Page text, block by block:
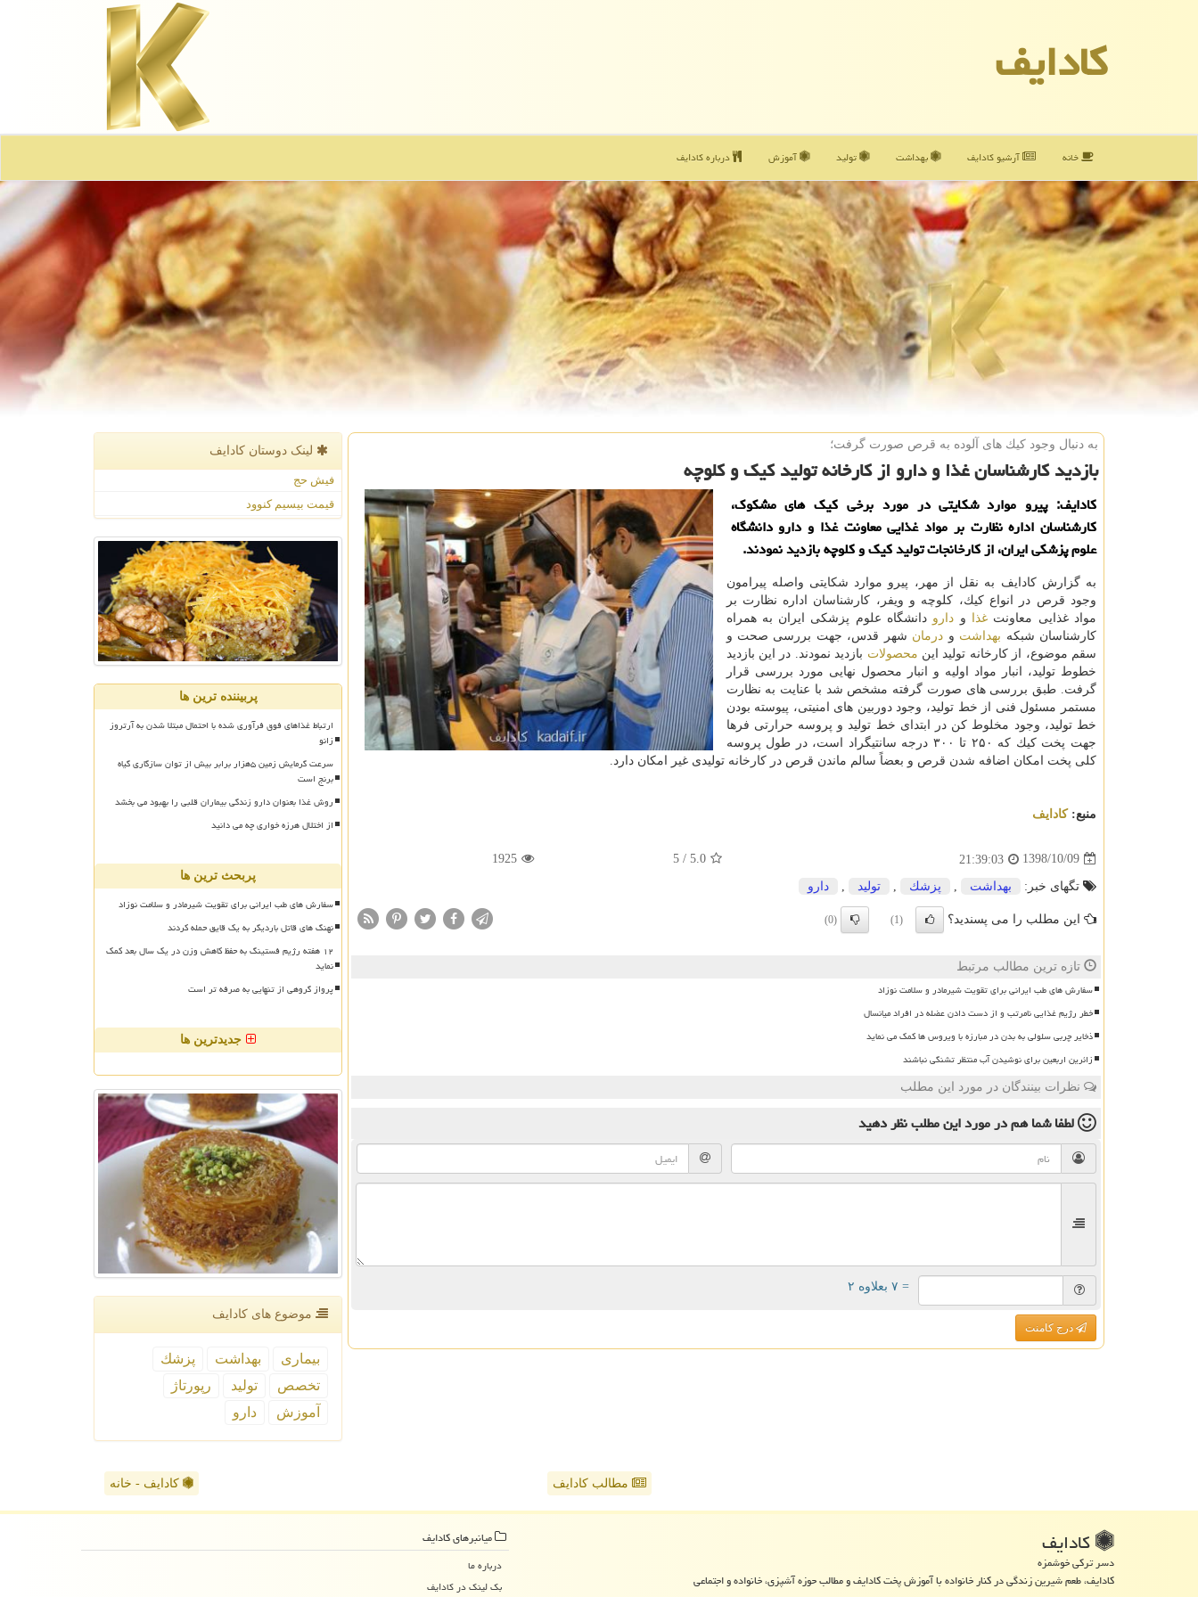
كادایف
خانه آرشیو كادایف بهداشت تولید آموزش درباره كادایف
به دنبال وجود كیك های آلوده به قرص صورت گرفت؛
بازدید كارشناسان غذا و دارو از كارخانه تولید كیك و كلوچه
كادایف: پیرو موارد شكایتی در مورد برخی كیك های مشكوك،
كارشناسان اداره نظارت بر مواد غذایی معاونت غذا و دارو دانشگاه
علوم پزشكی ایران، از كارخانجات تولید كیك و كلوچه بازدید نمودند.
به گزارش كادایف به نقل از مهر، پیرو موارد شكایتی واصله پیرامون
وجود قرص در انواع كیك، كلوچه و ویفر، كارشناسان اداره نظارت بر
مواد غذایی معاونت غذا و دارو دانشگاه علوم پزشكی ایران به همراه
كارشناسان شبكه بهداشت و درمان شهر قدس، جهت بررسی صحت و
سقم موضوع، از كارخانه تولید این محصولات بازدید نمودند. در این بازدید
خطوط تولید، انبار مواد اولیه و انبار محصول نهایی مورد بررسی قرار
گرفت. طبق بررسی های صورت گرفته مشخص شد با عنایت به نظارت
مستمر مسئول فنی از خط تولید، وجود دوربین های امنیتی، پیوسته بودن
خط تولید، وجود مخلوط كن در ابتدای خط تولید و پروسه حرارتی فرها
جهت پخت كیك كه ۲۵۰ تا ۳۰۰ درجه سانتیگراد است، در طول پروسه
كلی پخت امكان اضافه شدن قرص و بعضاً سالم ماندن قرص در كارخانه تولیدی غیر امكان دارد.
منبع:كادایف
1398/10/09
21:39:03
5.0
/
5
1925
تگهای خبر: بهداشت , پزشك , تولید , دارو
این مطلب را می پسندید؟ (1)
(0)
تازه ترین مطالب مرتبط
سفارش های طب ایرانی برای تقویت شیرمادر و سلامت نوزاد
خطر رژیم غذایی نامرتب و از دست دادن عضله در افراد میانسال
ذخایر چربی سلولی به بدن در مبارزه با ویروس ها کمک می نماید
زائرین اربعین برای نوشیدن آب منتظر تشنگی نباشند
نظرات بینندگان در مورد این مطلب
لطفا شما همدر مورد این مطلبنظر دهید
= ۷ بعلاوه ۲
درج کامنت
لینک دوستان كادایف
فیش حج
قیمت بیسیم کنوود
پربیننده ترین ها
ارتباط غذاهای فوق فرآوری شده با احتمال مبتلا شدن به آرتروز
زانو
سرعت گرمایش زمین ۵هزار برابر بیش از توان سازگاری گیاه
برنج است
روش غذا بعنوان دارو زندگی بیماران قلبی را بهبود می بخشد
از اختلال هرزه خواری چه می دانید
پربحث ترین ها
سفارش های طب ایرانی برای تقویت شیرمادر و سلامت نوزاد
نهنگ های قاتل باردیگر به یک قایق حمله کردند
۱۲ هفته رژیم فستینگ به حفظ کاهش وزن در یک سال بعد کمک
نماید
پرواز گروهی از تنهایی به صرفه تر است
جدیدترین ها
موضوع های كادایف
بیماری بهداشت
پزشك
تخصص
تولید
رپورتاژ
آموزش
دارو
مطالب کادایف کادایف - خانه
كادایف
دسر ترکی خوشمزه
کادایف، طعم شیرین زندگی در کنار خانواده با آموزش پخت کادایف و مطالب حوزه آشپزی، خانواده و اجتماعی
میانبرهای كادایف
درباره ما
بک لینک در كادایف